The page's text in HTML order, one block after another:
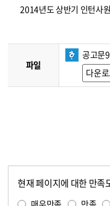
2014년도 상반기 인턴사
파일
공고문
다운
현재 페이지에 대한 만족
매우만족 만족